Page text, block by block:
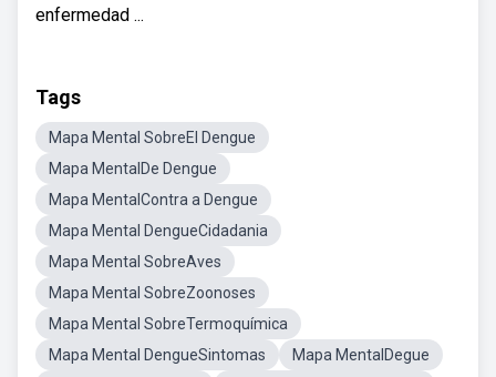
enfermedad ...
Tags
Mapa Mental SobreEl Dengue
Mapa MentalDe Dengue
Mapa MentalContra a Dengue
Mapa Mental DengueCidadania
Mapa Mental SobreAves
Mapa Mental SobreZoonoses
Mapa Mental SobreTermoquímica
Mapa Mental DengueSintomas
Mapa MentalDegue